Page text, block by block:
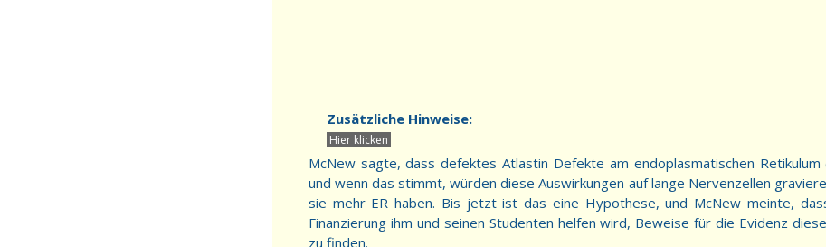
Zusätzliche Hinweise:
McNew sagte, dass defektes Atlastin Defekte am endoplasmatischen Retikulum
und wenn das stimmt, würden diese Auswirkungen auf lange Nervenzellen
sie mehr ER haben. Bis jetzt ist das eine Hypothese, und McNew meinte,
Finanzierung ihm und seinen Studenten helfen wird, Beweise für die Evidenz
zu finden.